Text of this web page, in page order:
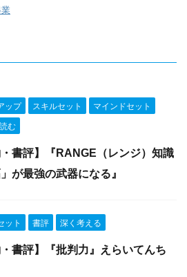
ップ スキルセット
マインドセット
読む
・書評】『RANGE（レンジ）知識
が最強の武器になる』
ット 書評 深く考える
・書評】『批判力』えらいてんち